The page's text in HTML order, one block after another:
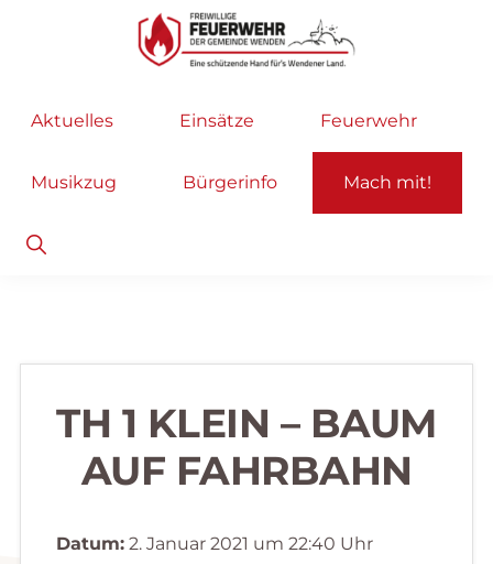
Hauptnavigation
Feuerwehr
helfen
selbstverständlich!
Aktuelles Einsätze Feuerwehr
Musikzug Bürgerinfo Mach mit!
Show
Search
TH 1 KLEIN – BAUM
AUF FAHRBAHN
Datum:2. Januar 2021 um 22:40 Uhr